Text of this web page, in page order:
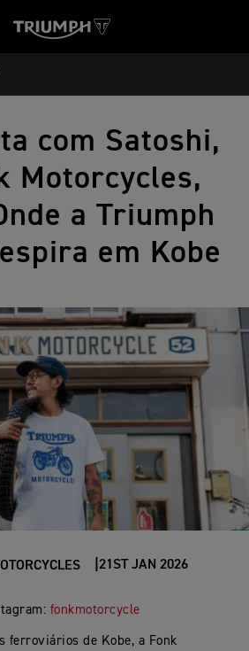
com Satoshi,
Motorcycles,
a Triumph
em Kobe
21ST JAN 2026
fonkmotorcycle
ferroviários de Kobe, a Fonk